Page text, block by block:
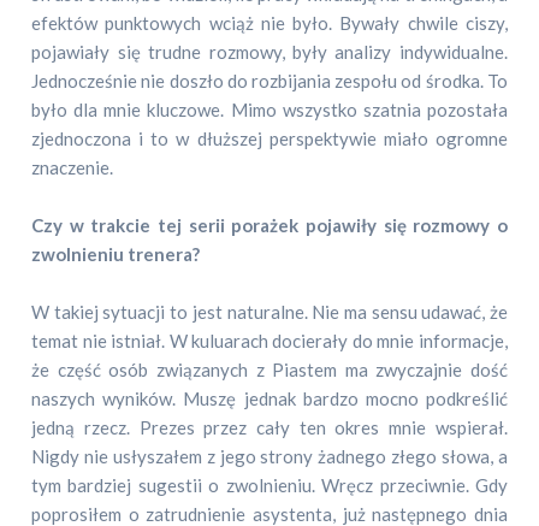
efektów punktowych wciąż nie było. Bywały chwile ciszy,
pojawiały się trudne rozmowy, były analizy indywidualne.
Jednocześnie nie doszło do rozbijania zespołu od środka. To
było dla mnie kluczowe. Mimo wszystko szatnia pozostała
zjednoczona i to w dłuższej perspektywie miało ogromne
znaczenie.
Czy w trakcie tej serii porażek pojawiły się rozmowy o
zwolnieniu trenera?
W takiej sytuacji to jest naturalne. Nie ma sensu udawać, że
temat nie istniał. W kuluarach docierały do mnie informacje,
że część osób związanych z Piastem ma zwyczajnie dość
naszych wyników. Muszę jednak bardzo mocno podkreślić
jedną rzecz. Prezes przez cały ten okres mnie wspierał.
Nigdy nie usłyszałem z jego strony żadnego złego słowa, a
tym bardziej sugestii o zwolnieniu. Wręcz przeciwnie. Gdy
poprosiłem o zatrudnienie asystenta, już następnego dnia